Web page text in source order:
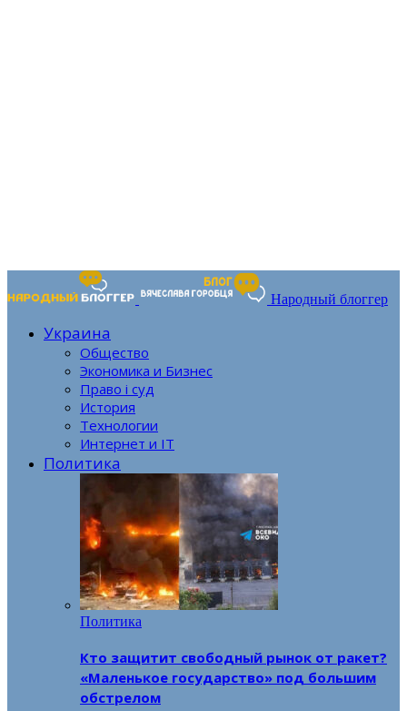
Народный блоггер
Украина
Общество
Экономика и Бизнес
Право і суд
История
Технологии
Интернет и IT
Политика
Политика
Кто защитит свободный рынок от ракет?
«Маленькое государство» под большим
обстрелом